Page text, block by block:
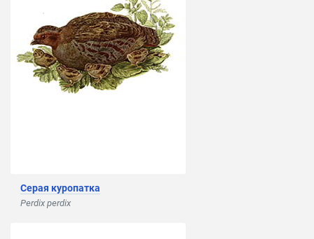
Серая куропатка
Perdix perdix